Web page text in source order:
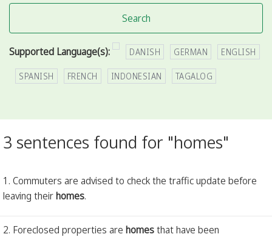
Search
Supported Language(s): DANISH GERMAN ENGLISH
SPANISH FRENCH INDONESIAN TAGALOG
3 sentences found for "homes"
1. Commuters are advised to check the traffic update before
leaving theirhomes.
2. Foreclosed properties are homesthat have been